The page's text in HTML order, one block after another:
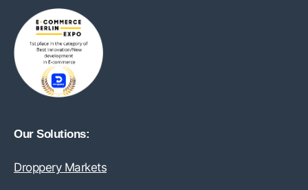
Our Solutions:
Droppery Markets